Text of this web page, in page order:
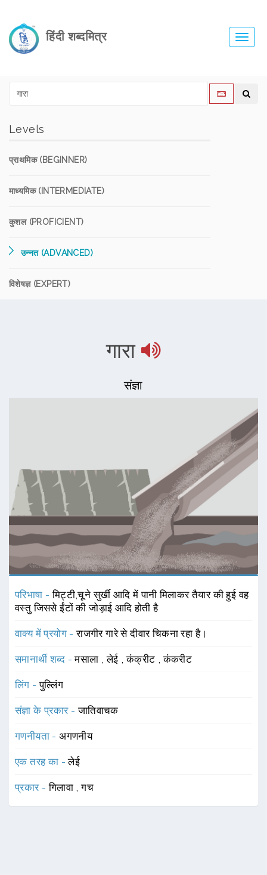
हिंदी शब्दमित्र
Levels
प्राथमिक (BEGINNER)
माध्यमिक (INTERMEDIATE)
कुशल (PROFICIENT)
उन्नत (ADVANCED)
विशेषज्ञ (EXPERT)
गारा
संज्ञा
परिभाषा -मिट्टी,चूने सुर्खी आदि में पानी मिलाकर तैयार की हुई वह
वस्तु जिससे ईंटों की जोड़ाई आदि होती है
वाक्य में प्रयोग -राजगीर गारे से दीवार चिकना रहा है।
समानार्थी शब्द -मसाला ,लेई ,कंक्रीट ,कंकरीट
लिंग -पुल्लिंग
संज्ञा के प्रकार -जातिवाचक
गणनीयता -अगणनीय
एक तरह का -लेई
प्रकार -गिलावा ,गच